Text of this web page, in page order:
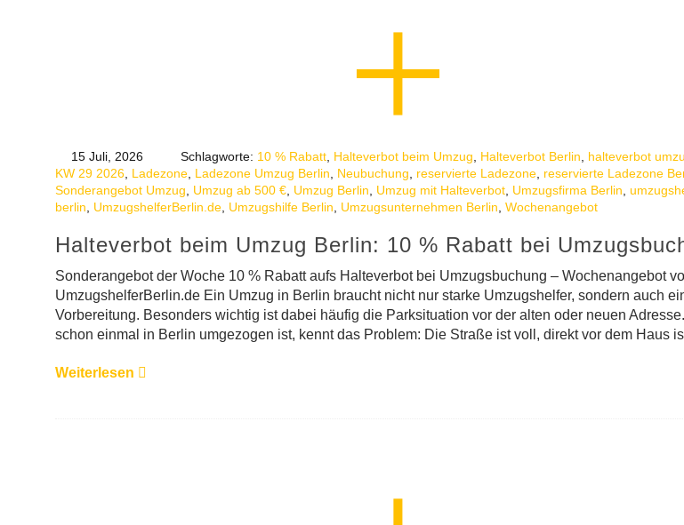
15 Juli, 2026 Schlagworte: 10 % Rabatt Halteverbot beim Umzug Halteverbot Berlin halteverbot
KW 29 2026 Ladezone Ladezone Umzug Berlin Neubuchung reservierte Ladezone reservierte Ladezone
Sonderangebot Umzug
Umzug ab 500 € Umzug Berlin Umzug mit Halteverbot Umzugsfirma Berlin
berlin
UmzugshelferBerlin.de Umzugshilfe Berlin Umzugsunternehmen Berlin Wochenangebot
Halteverbot beim Umzug Berlin: 10 % Rabatt bei
Sonderangebot der Woche 10 % Rabatt aufs Halteverbot bei Umzugsbuchung – Wochenangebot
UmzugshelferBerlin.de Ein Umzug in Berlin braucht nicht nur starke Umzugshelfer, sondern auch
Vorbereitung. Besonders wichtig ist dabei häufig die Parksituation vor der alten oder neuen
schon einmal in Berlin umgezogen ist, kennt das Problem: Die Straße ist voll, direkt vor dem Haus
Weiterlesen